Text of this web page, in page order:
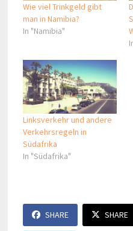
Wie viel Trinkgeld gibt
man in Namibia?
In "Namibia"
Linksverkehr und andere
Verkehrsregeln in
Südafrika
In "Südafrika"
SHARE SHARE